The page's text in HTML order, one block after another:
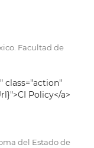
Facultad de
class="action"
Policy</a>
del Estado de